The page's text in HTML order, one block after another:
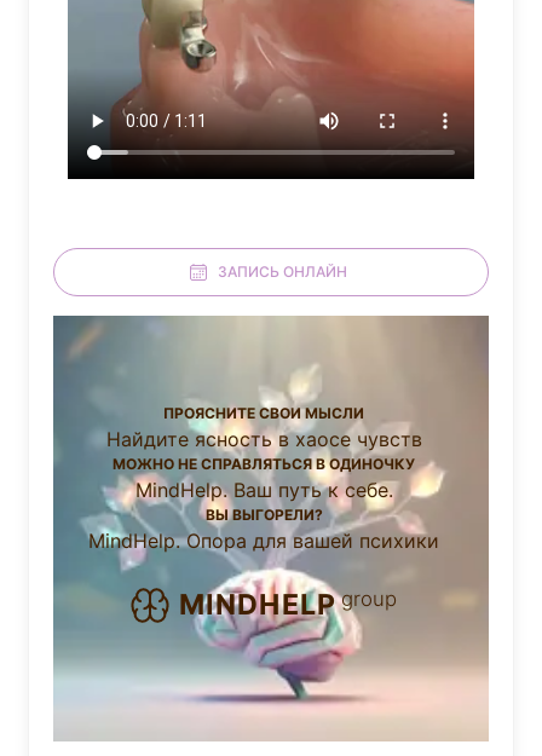
ЗАПИСЬ ОНЛАЙН
ПРОЯСНИТЕ СВОИ МЫСЛИ
Найдите ясность в хаосе чувств
МОЖНО НЕ СПРАВЛЯТЬСЯ В ОДИНОЧКУ
MindHelp. Ваш путь к себе.
ВЫ ВЫГОРЕЛИ?
MindHelp. Опора для вашей психики
MINDHELP group